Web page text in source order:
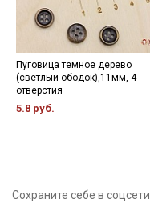
Пуговица темное дерево
(светлый ободок),11мм, 4
отверстия
5.8 руб.
Сохраните себе в соцсети